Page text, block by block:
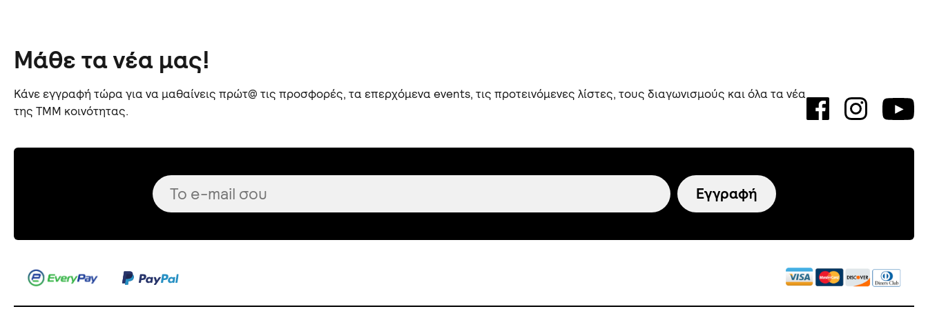
Μάθε τα νέα μας!
Κάνε εγγραφή τώρα για να μαθαίνεις πρώτ@ τις προσφορές, τα επερχόμενα events, τις προτεινόμενες λίστες, τους διαγωνισμούς και όλα τα νέα
της TMM κοινότητας.
Εγγραφή